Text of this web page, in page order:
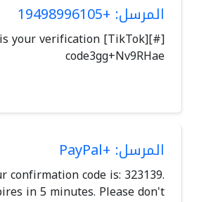
المرسل: +19498996105
7620 is your verification
code3gg+Nv9RHae
المرسل: +PayPal
confirmation code is: 323139.
in 5 minutes. Please don't